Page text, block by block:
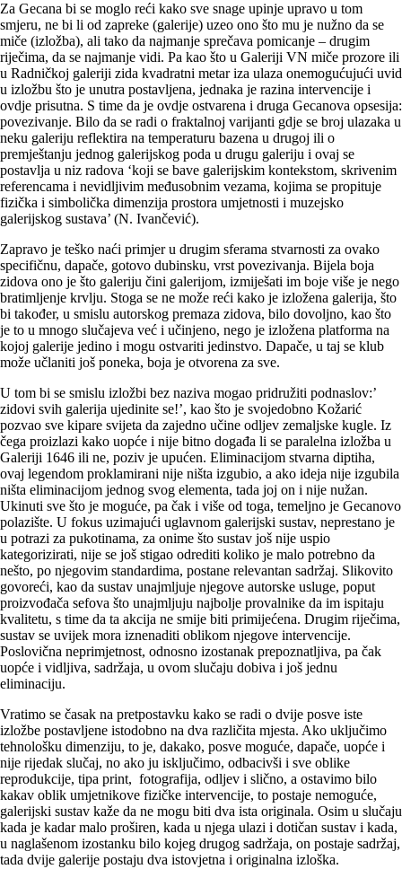
Za Gecana bi se moglo reći kako sve snage upinje upravo u tom
smjeru, ne bi li od zapreke (galerije) uzeo ono što mu je nužno da se
miče (izložba), ali tako da najmanje sprečava pomicanje – drugim
riječima, da se najmanje vidi. Pa kao što u Galeriji VN miče prozore ili
u Radničkoj galeriji zida kvadratni metar iza ulaza onemogućujući uvid
u izložbu što je unutra postavljena, jednaka je razina intervencije i
ovdje prisutna. S time da je ovdje ostvarena i druga Gecanova opsesija:
povezivanje. Bilo da se radi o fraktalnoj varijanti gdje se broj ulazaka u
neku galeriju reflektira na temperaturu bazena u drugoj ili o
premještanju jednog galerijskog poda u drugu galeriju i ovaj se
postavlja u niz radova ‘koji se bave galerijskim kontekstom, skrivenim
referencama i nevidljivim međusobnim vezama, kojima se propituje
fizička i simbolička dimenzija prostora umjetnosti i muzejsko
galerijskog sustava’ (N. Ivančević).
Zapravo je teško naći primjer u drugim sferama stvarnosti za ovako
specifičnu, dapače, gotovo dubinsku, vrst povezivanja. Bijela boja
zidova ono je što galeriju čini galerijom, izmiješati im boje više je nego
bratimljenje krvlju. Stoga se ne može reći kako je izložena galerija, što
bi također, u smislu autorskog premaza zidova, bilo dovoljno, kao što
je to u mnogo slučajeva već i učinjeno, nego je izložena platforma na
kojoj galerije jedino i mogu ostvariti jedinstvo. Dapače, u taj se klub
može učlaniti još poneka, boja je otvorena za sve.
U tom bi se smislu izložbi bez naziva mogao pridružiti podnaslov:’
zidovi svih galerija ujedinite se!’, kao što je svojedobno Kožarić
pozvao sve kipare svijeta da zajedno učine odljev zemaljske kugle. Iz
čega proizlazi kako uopće i nije bitno događa li se paralelna izložba u
Galeriji 1646 ili ne, poziv je upućen. Eliminacijom stvarna diptiha,
ovaj legendom proklamirani nije ništa izgubio, a ako ideja nije izgubila
ništa eliminacijom jednog svog elementa, tada joj on i nije nužan.
Ukinuti sve što je moguće, pa čak i više od toga, temeljno je Gecanovo
polazište. U fokus uzimajući uglavnom galerijski sustav, neprestano je
u potrazi za pukotinama, za onime što sustav još nije uspio
kategorizirati, nije se još stigao odrediti koliko je malo potrebno da
nešto, po njegovim standardima, postane relevantan sadržaj. Slikovito
govoreći, kao da sustav unajmljuje njegove autorske usluge, poput
proizvođača sefova što unajmljuju najbolje provalnike da im ispitaju
kvalitetu, s time da ta akcija ne smije biti primijećena. Drugim riječima,
sustav se uvijek mora iznenaditi oblikom njegove intervencije.
Poslovična neprimjetnost, odnosno izostanak prepoznatljiva, pa čak
uopće i vidljiva, sadržaja, u ovom slučaju dobiva i još jednu
eliminaciju.
Vratimo se časak na pretpostavku kako se radi o dvije posve iste
izložbe postavljene istodobno na dva različita mjesta. Ako uključimo
tehnološku dimenziju, to je, dakako, posve moguće, dapače, uopće i
nije rijedak slučaj, no ako ju isključimo, odbacivši i sve oblike
reprodukcije, tipa print, fotografija, odljev i slično, a ostavimo bilo
kakav oblik umjetnikove fizičke intervencije, to postaje nemoguće,
galerijski sustav kaže da ne mogu biti dva ista originala. Osim u slučaju
kada je kadar malo proširen, kada u njega ulazi i dotičan sustav i kada,
u naglašenom izostanku bilo kojeg drugog sadržaja, on postaje sadržaj,
tada dvije galerije postaju dva istovjetna i originalna izloška.